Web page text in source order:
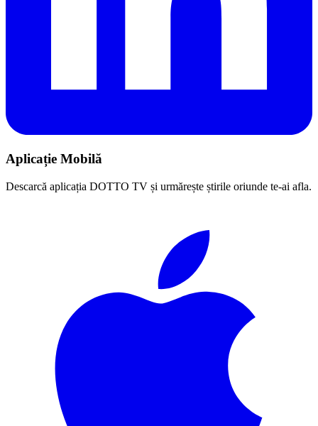
Aplicație Mobilă
Descarcă aplicația DOTTO TV și urmărește știrile oriunde te-ai afla.